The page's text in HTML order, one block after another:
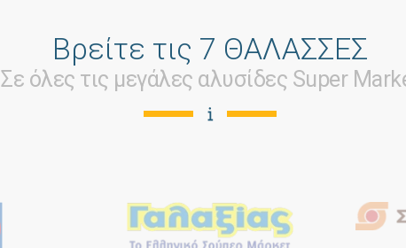
Βρείτε τις 7 ΘΑΛΑΣΣΕΣ
Σε όλες τις μεγάλες αλυσίδες Super